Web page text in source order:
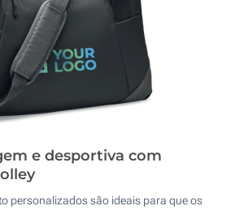
e desportiva com
personalizados são ideais para que os